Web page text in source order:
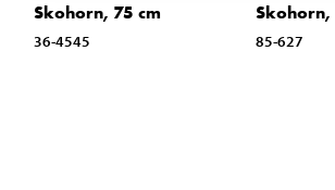
Skohorn, 75 cm
36-4545
Skohorn,
85-627